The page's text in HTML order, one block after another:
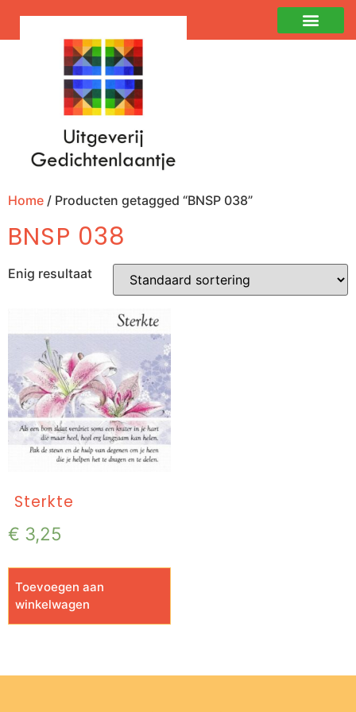
Home / Producten getagged “BNSP 038”
BNSP 038
Enig resultaat
Sterkte
€ 3,25
Toevoegen aan
winkelwagen